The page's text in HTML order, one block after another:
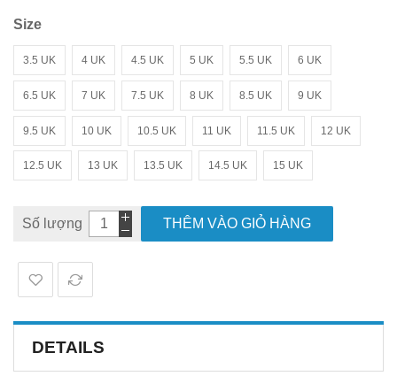
Size
3.5 UK 4 UK 4.5 UK 5 UK 5.5 UK 6 UK
6.5 UK 7 UK 7.5 UK 8 UK 8.5 UK 9 UK
9.5 UK 10 UK 10.5 UK 11 UK 11.5 UK 12 UK
12.5 UK 13 UK 13.5 UK 14.5 UK 15 UK
Số lượng THÊM VÀO GIỎ HÀNG
DETAILS